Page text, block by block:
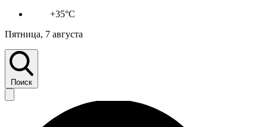
+35°C
Пятница, 7 августа
Поиск